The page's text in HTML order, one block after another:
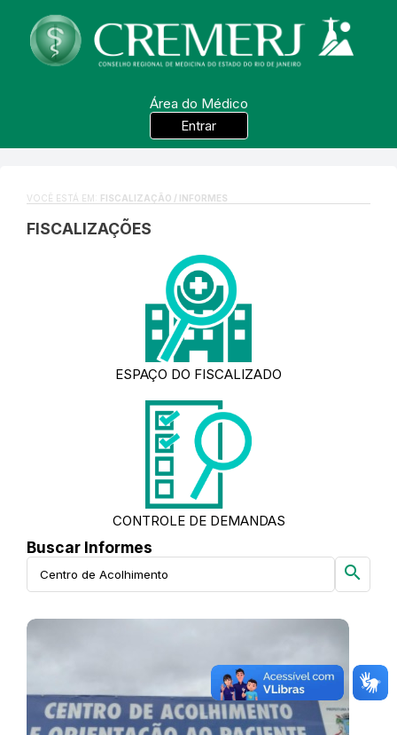
Área do Médico
Entrar
VOCÊ ESTÁ EM: FISCALIZAÇÃO / INFORMES
FISCALIZAÇÕES
ESPAÇO DO FISCALIZADO
CONTROLE DE DEMANDAS
Buscar Informes
search